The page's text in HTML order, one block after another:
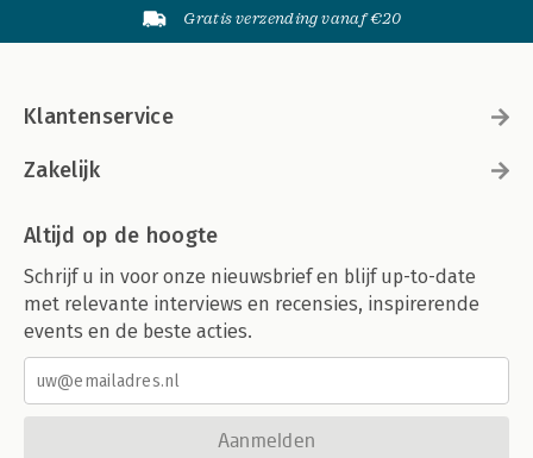
Gratis verzending vanaf €20
Klantenservice
Zakelijk
Altijd op de hoogte
Schrijf u in voor onze nieuwsbrief en blijf up-to-date
met relevante interviews en recensies, inspirerende
events en de beste acties.
Aanmelden